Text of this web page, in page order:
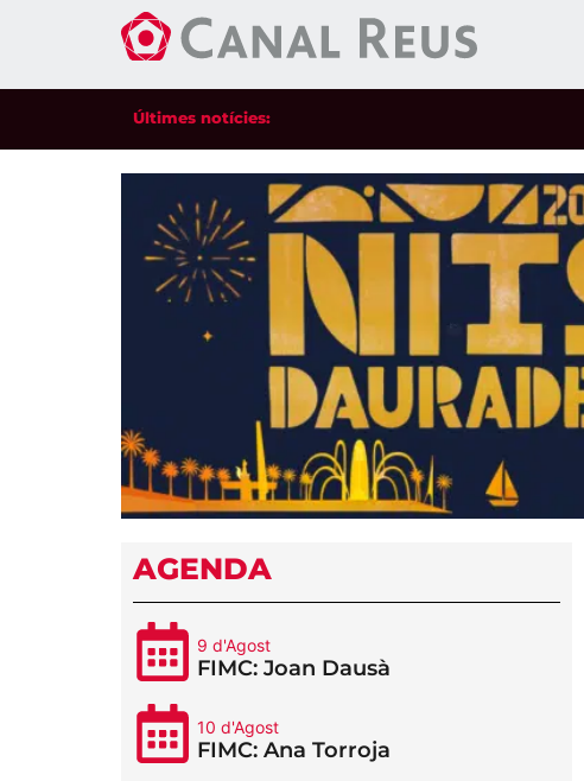
Últimes notícies:
AGENDA
9 d'Agost
FIMC: Joan Dausà
10 d'Agost
FIMC: Ana Torroja